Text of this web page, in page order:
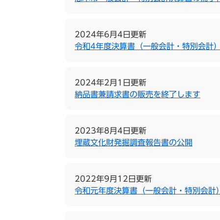
2024年6月4日更新
令和4年度決算書（一般会計・特別会計
2024年2月1日更新
納品書兼請求書の販売を終了します
2023年8月4日更新
埋蔵文化財発掘調査報告書の公開
2022年9月12日更新
令和元年度決算書（一般会計・特別会計